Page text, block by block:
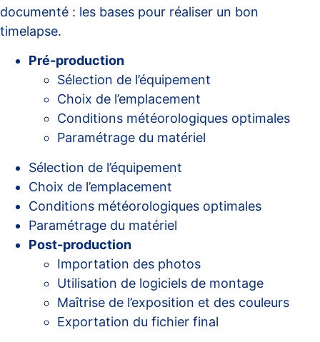
documenté : les bases pour réaliser un bon
timelapse.
Pré-production
Sélection de l’équipement
Choix de l’emplacement
Conditions météorologiques optimales
Paramétrage du matériel
Sélection de l’équipement
Choix de l’emplacement
Conditions météorologiques optimales
Paramétrage du matériel
Post-production
Importation des photos
Utilisation de logiciels de montage
Maîtrise de l’exposition et des couleurs
Exportation du fichier final